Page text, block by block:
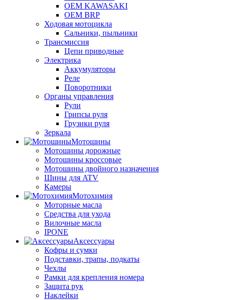
OEM KAWASAKI
OEM BRP
Ходовая мотоцикла
Сальники, пыльники
Трансмиссия
Цепи приводные
Электрика
Аккумуляторы
Реле
Поворотники
Органы управления
Рули
Грипсы руля
Грузики руля
Зеркала
Мотошины
Мотошины дорожные
Мотошины кроссовые
Мотошины двойного назначения
Шины для ATV
Камеры
Мотохимия
Моторные масла
Средства для ухода
Вилочные масла
IPONE
Аксессуары
Кофры и сумки
Подставки, трапы, подкаты
Чехлы
Рамки для крепления номера
Защита рук
Наклейки